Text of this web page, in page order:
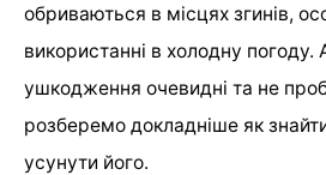
обриваються в місцях згинів,
використанні в холодну погоду.
ушкодження очевидні та не
розберемо докладніше як
усунути його.